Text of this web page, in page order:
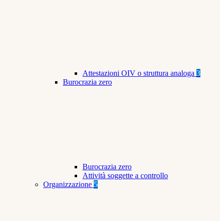
Attestazioni OIV o struttura analoga 3
Burocrazia zero
Burocrazia zero
Attività soggette a controllo
Organizzazione 5